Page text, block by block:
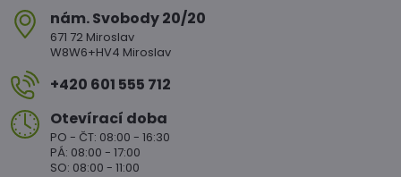
nám​. Svobody 20/20
671 72 Miroslav
W8W6+HV4 Miroslav
+420 601 555 712
Otevírací doba
PO - ČT: 08:00 - 16:30
PÁ: 08:00 - 17:00
SO: 08:00 - 11:00